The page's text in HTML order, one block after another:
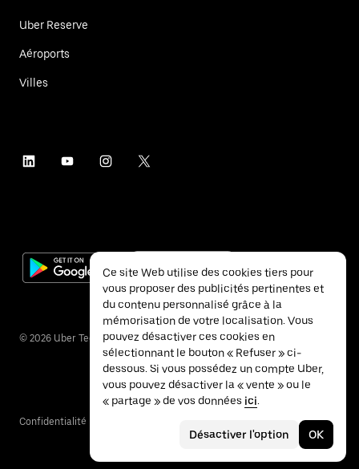
Uber Reserve
Aéroports
Villes
© 2026 Uber Technologies Inc.
Confidentialité
Ce site Web utilise des cookies tiers pour
vous proposer des publicités pertinentes et
du contenu personnalisé grâce à la
mémorisation de votre localisation. Vous
pouvez désactiver ces cookies en
sélectionnant le bouton « Refuser » ci-
dessous. Si vous possédez un compte Uber,
vous pouvez désactiver la « vente » ou le
« partage » de vos données ici.
Désactiver l'option OK